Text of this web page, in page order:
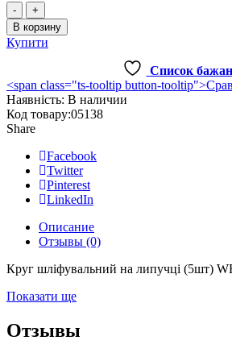
Количество
товара
Круг
шліфувальний
липучці
(5шт)
WERK:
Ø225
Р320
В корзину
Купити
Список
<span class="ts-tooltip button-
Наявність: В наличии
Код товару:05138
Share
Facebook
Twitter
Pinterest
LinkedIn
Описание
Отзывы (0)
Круг шліфувальний на липучці (5шт)
Показати ще
Отзывы